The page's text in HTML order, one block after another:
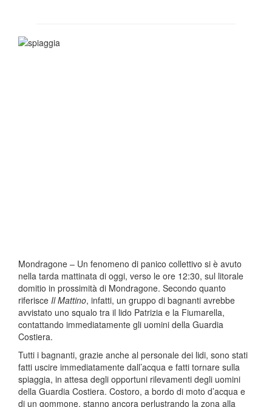
Mondragone – Un fenomeno di panico collettivo si è avuto
nella tarda mattinata di oggi, verso le ore 12:30, sul litorale
domitio in prossimità di Mondragone. Secondo quanto
riferisce Il Mattino, infatti, un gruppo di bagnanti avrebbe
avvistato uno squalo tra il lido Patrizia e la Fiumarella,
contattando immediatamente gli uomini della Guardia
Costiera.
Tutti i bagnanti, grazie anche al personale dei lidi, sono stati
fatti uscire immediatamente dall’acqua e fatti tornare sulla
spiaggia, in attesa degli opportuni rilevamenti degli uomini
della Guardia Costiera. Costoro, a bordo di moto d’acqua e
di un gommone, stanno ancora perlustrando la zona alla